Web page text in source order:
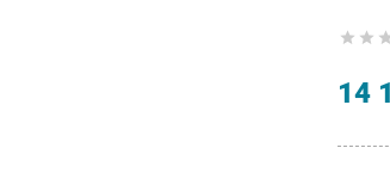
 
14